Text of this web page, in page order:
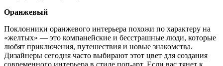
Оранжевый
Поклонники оранжевого интерьера похожи по характеру на
«желтых» — это компанейские и бесстрашные люди, которые
любят приключения, путешествия и новые знакомства.
Дизайнеры сегодня часто выбирают этот цвет для создания
современного интерьера в стиле поп-арт. Если вас тянет к